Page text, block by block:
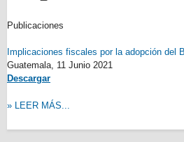
Publicaciones
Implicaciones fiscales por la adopción del
Guatemala, 11 Junio 2021
Descargar
» LEER MÁS...